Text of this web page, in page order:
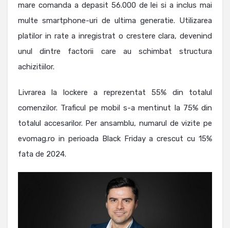
mare comanda a depasit 56.000 de lei si a inclus mai
multe smartphone-uri de ultima generatie. Utilizarea
platilor in rate a inregistrat o crestere clara, devenind
unul dintre factorii care au schimbat structura
achizitiilor.
Livrarea la lockere a reprezentat 55% din totalul
comenzilor. Traficul pe mobil s-a mentinut la 75% din
totalul accesarilor. Per ansamblu, numarul de vizite pe
evomag.ro in perioada Black Friday a crescut cu 15%
fata de 2024.